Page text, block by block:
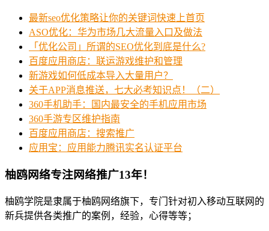
最新seo优化策略让你的关键词快速上首页
ASO优化：华为市场几大流量入口及做法
「优化公司」所谓的SEO优化到底是什么?
百度应用商店：联运游戏维护和管理
新游戏如何低成本导入大量用户？
关于APP消息推送，七大必考知识点！（二）
360手机助手：国内最安全的手机应用市场
360手游专区维护指南
百度应用商店：搜索推广
应用宝：应用能力腾讯实名认证平台
柚鸥网络专注网络推广13年！
柚鸥学院是隶属于柚鸥网络旗下，专门针对初入移动互联网的
新兵提供各类推广的案例，经验，心得等等；